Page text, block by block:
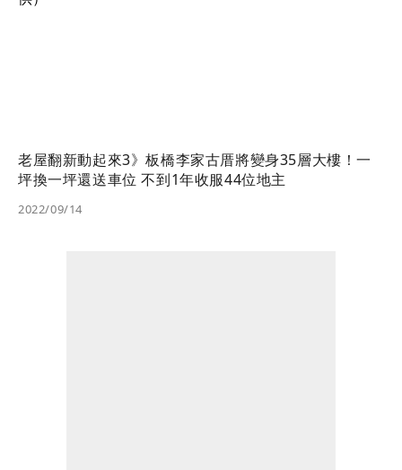
老屋翻新動起來3》板橋李家古厝將變身35層大樓！一
坪換一坪還送車位 不到1年收服44位地主
2022/09/14